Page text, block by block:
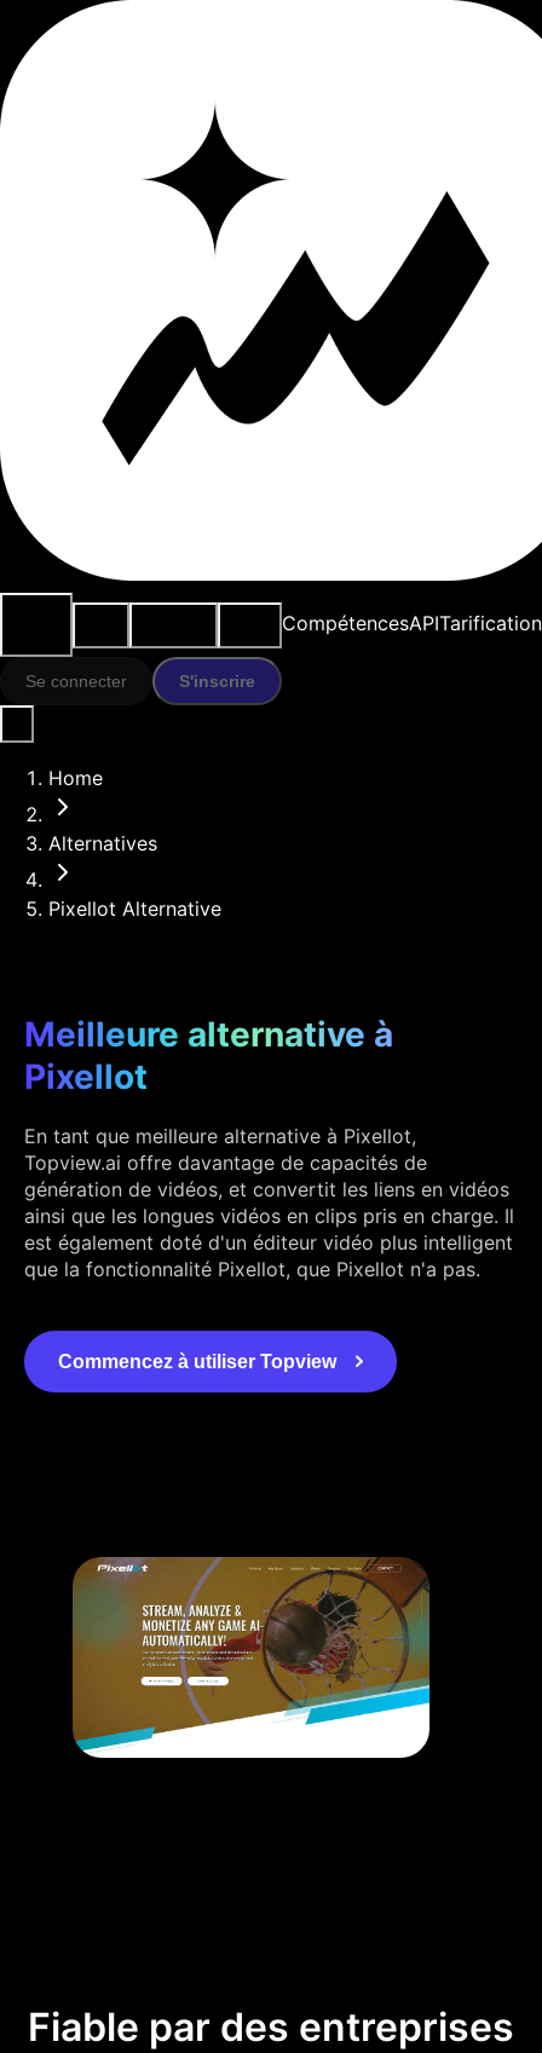
CompétencesAPITarification
Se connecter S'inscrire
Home
Alternatives
Pixellot Alternative
Meilleure alternative à
Pixellot
En tant que meilleure alternative à Pixellot,
Topview.ai offre davantage de capacités de
génération de vidéos, et convertit les liens en vidéos
ainsi que les longues vidéos en clips pris en charge. Il
est également doté d'un éditeur vidéo plus intelligent
que la fonctionnalité Pixellot, que Pixellot n'a pas.
Commencez à utiliser Topview
Fiable par des entreprises